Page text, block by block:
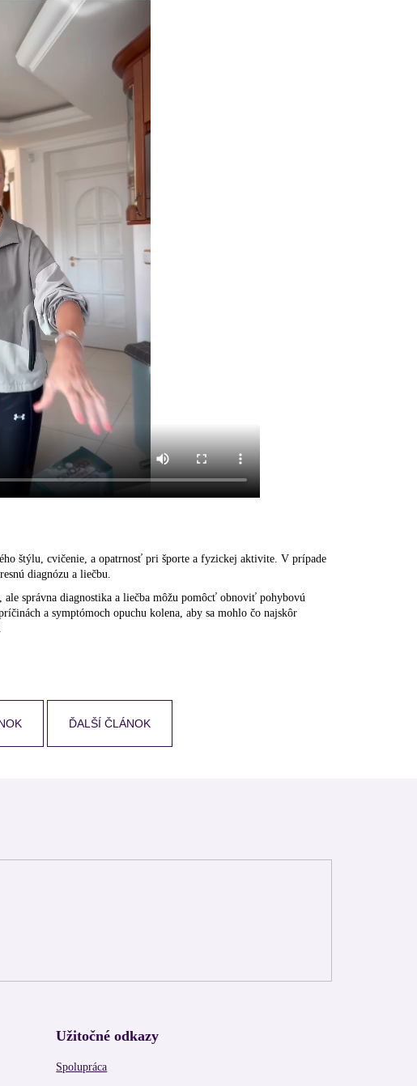
štýlu, cvičenie, a opatrnosť pri športe a fyzickej aktivite. V prípade
diagnózu a liečbu.
správna diagnostika a liečba môžu pomôcť obnoviť pohybovú
a symptómoch opuchu kolena, aby sa mohlo čo najskôr
ĎALŠÍ ČLÁNOK
Užitočné odkazy
Spolupráca